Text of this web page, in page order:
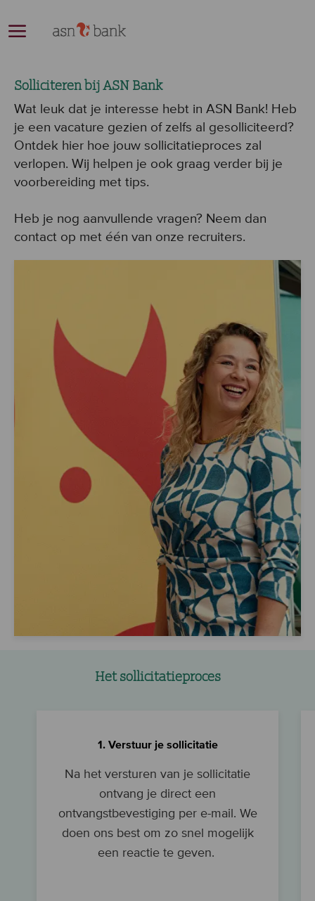
Solliciteren bij ASN Bank
Wat leuk dat je interesse hebt in ASN Bank! Heb
je een vacature gezien of zelfs al gesolliciteerd?
Ontdek hier hoe jouw sollicitatieproces zal
verlopen. Wij helpen je ook graag verder bij je
voorbereiding met tips.
Heb je nog aanvullende vragen? Neem dan
contact op met één van onze recruiters.
Het sollicitatieproces
1. Verstuur je sollicitatie
Na het versturen van je sollicitatie
ontvang je direct een
ontvangstbevestiging per e-mail. We
doen ons best om zo snel mogelijk
een reactie te geven.